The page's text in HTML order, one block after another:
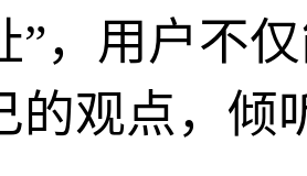
”，用户不
的观点，倾